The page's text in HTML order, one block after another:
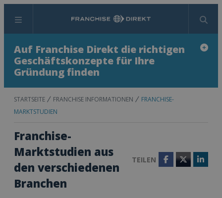
Menü Suchen
Auf Franchise Direkt die richtigen
Geschäftskonzepte für Ihre
Gründung finden
STARTSEITE FRANCHISE INFORMATIONEN
FRANCHISE-
MARKTSTUDIEN
Franchise-
Marktstudien aus
den verschiedenen
Branchen
TEILEN Facebook
Twitter